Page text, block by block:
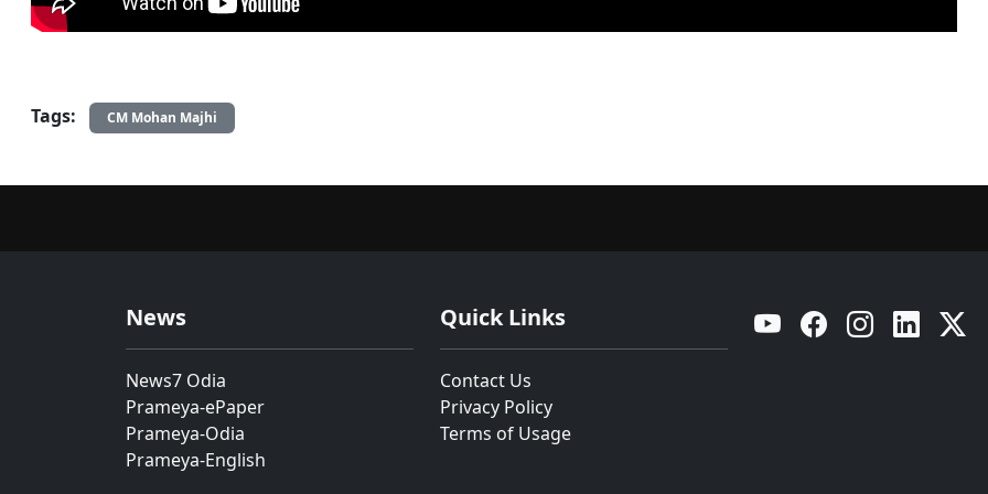
Tags: CM Mohan Majhi
News
News7 Odia
Prameya-ePaper
Prameya-Odia
Prameya-English
Quick Links
Contact Us
Privacy Policy
Terms of Usage
YouTube Facebook Instagram